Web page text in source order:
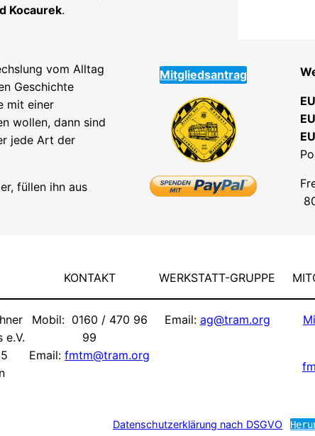
Kocaurek.
vom Alltag
Geschichte
mit einer
wollen, dann sind
jede Art der
füllen ihn aus
Mitgliedsantrag
e.V.
KONTAKT
Mobil: 0160 / 470 96
99
Email: fmtm@tram.org
WERKSTATT-GRUPPE
Email: ag@tram.org
Datenschutzerklärung nach DSGVO